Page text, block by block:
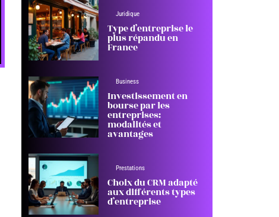
Juridique
Type d’entreprise le
plus répandu en
France
Business
Investissement en
bourse par les
entreprises:
modalités et
avantages
Prestations
Choix du CRM adapté
aux différents types
d’entreprise